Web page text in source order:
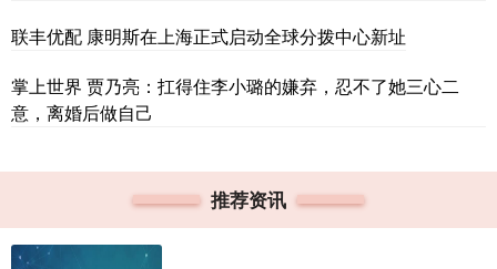
联丰优配 康明斯在上海正式启动全球分拨中心新址
掌上世界 贾乃亮：扛得住李小璐的嫌弃，忍不了她三心二
意，离婚后做自己
推荐资讯